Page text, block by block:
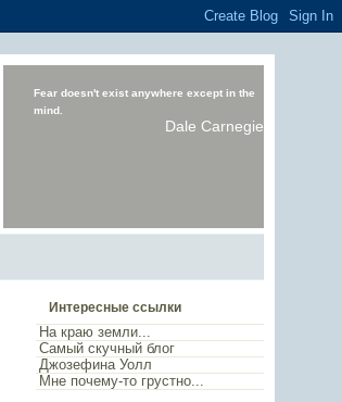
Fear doesn't exist anywhere except in the
mind.
Dale Carnegie
Интересные ссылки
На краю земли...
Самый скучный блог
Джозефина Уолл
Мне почему-то грустно...